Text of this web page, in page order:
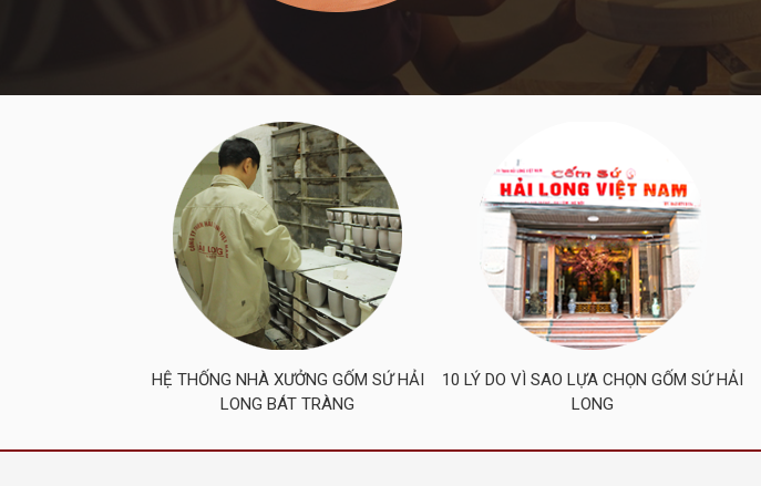
HỆ THỐNG NHÀ XƯỞNG GỐM SỨ HẢI
LONG BÁT TRÀNG
10 LÝ DO VÌ SAO LỰA CHỌN GỐM SỨ HẢI
LONG